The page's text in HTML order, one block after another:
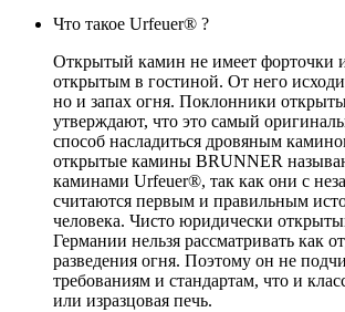
Что такое Urfeuer® ?
Открытый камин не имеет форточки
открытым в гостиной. От него
но и запах огня. Поклонники
утверждают, что это самый
способ насладиться дровяным
открытые камины BRUNNER
каминами Urfeuer®, так как они с
считаются первым и правильным
человека. Чисто юридически
Германии нельзя рассматривать как
разведения огня. Поэтому он не
требованиям и стандартам, что и
или изразцовая печь.